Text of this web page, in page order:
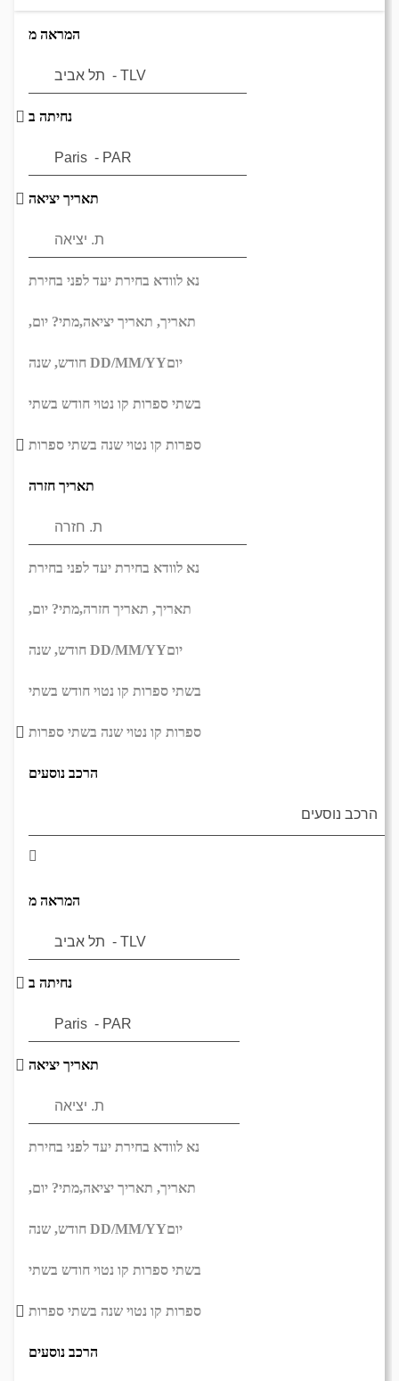
המראה מ
נחיתה ב
תאריך יציאה
נא לוודא בחירת יעד לפני בחירת
תאריך, תאריך יציאה,מתי? יום,
DD/MM/YYיום
בשתי ספרות קו נטוי חודש בשתי
ספרות קו נטוי שנה בשתי ספרות
תאריך חזרה
נא לוודא בחירת יעד לפני בחירת
תאריך, תאריך חזרה,מתי? יום,
DD/MM/YYיום
בשתי ספרות קו נטוי חודש בשתי
ספרות קו נטוי שנה בשתי ספרות
הרכב נוסעים
המראה מ
נחיתה ב
תאריך יציאה
נא לוודא בחירת יעד לפני בחירת
תאריך, תאריך יציאה,מתי? יום,
DD/MM/YYיום
בשתי ספרות קו נטוי חודש בשתי
ספרות קו נטוי שנה בשתי ספרות
הרכב נוסעים